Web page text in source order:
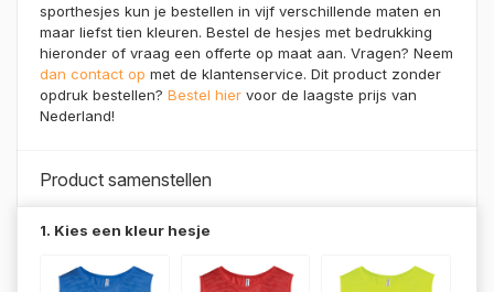
sporthesjes kun je bestellen in vijf verschillende maten en
maar liefst tien kleuren. Bestel de hesjes met bedrukking
hieronder of vraag een offerte op maat aan. Vragen? Neem
dan contact op met de klantenservice. Dit product zonder
opdruk bestellen? Bestel hier voor de laagste prijs van
Nederland!
Product samenstellen
1. Kies een kleur hesje